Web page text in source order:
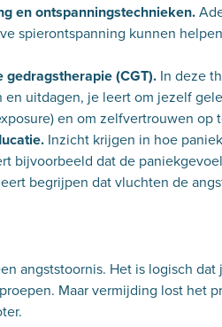
en ontspanningstechnieken.
spierontspanning kunnen
gedragstherapie (CGT). In deze
en uitdagen, je leert om jezelf
en om zelfvertrouwen
Inzicht krijgen in hoe
bijvoorbeeld dat de
begrijpen dat vluchten de
angststoornis. Het is logisch
Maar vermijding lost het